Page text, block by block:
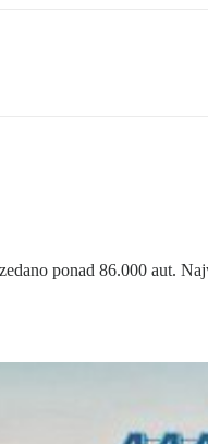
ponad 86.000 aut.